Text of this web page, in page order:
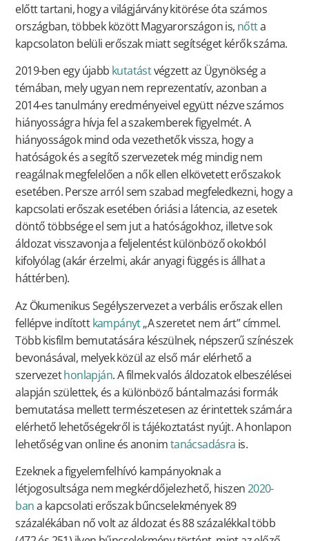
előtt tartani, hogy a világjárvány kitörése óta számos
országban, többek között Magyarországon is, nőtta
kapcsolaton belüli erőszak miatt segítséget kérők száma.
2019-ben egy újabb kutatástvégzett az Ügynökség a
témában, mely ugyan nem reprezentatív, azonban a
2014-es tanulmány eredményeivel együtt nézve számos
hiányosságra hívja fel a szakemberek figyelmét. A
hiányosságok mind oda vezethetők vissza, hogy a
hatóságok és a segítő szervezetek még mindig nem
reagálnak megfelelően a nők ellen elkövetett erőszakok
esetében. Persze arról sem szabad megfeledkezni, hogy a
kapcsolati erőszak esetében óriási a látencia, az esetek
döntő többsége el sem jut a hatóságokhoz, illetve sok
áldozat visszavonja a feljelentést különböző okokból
kifolyólag (akár érzelmi, akár anyagi függés is állhat a
háttérben).
Az Ökumenikus Segélyszervezet a verbális erőszak ellen
fellépve indítottkampányt„A szeretet nem árt” címmel.
Több kisfilm bemutatására készülnek, népszerű színészek
bevonásával, melyek közül az első már elérhető a
szervezethonlapján. A filmek valós áldozatok elbeszélései
alapján születtek, és a különböző bántalmazási formák
bemutatása mellett természetesen az érintettek számára
elérhető lehetőségekről is tájékoztatást nyújt. A honlapon
lehetőség van online és anonimtanácsadásra is.
Ezeknek a figyelemfelhívó kampányoknak a
létjogosultsága nem megkérdőjelezhető, hiszen2020-
bana kapcsolati erőszak bűncselekmények 89
százalékában nő volt az áldozat és 88 százalékkal több